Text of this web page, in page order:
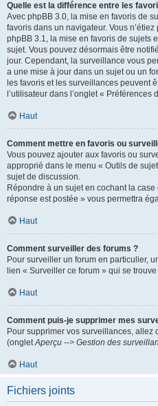
Quelle est la différence entre les
Avec phpBB 3.0, la mise en favoris de
favoris dans un navigateur. Vous
phpBB 3.1, la mise en favoris de sujets
sujet. Vous pouvez désormais être
jour. Cependant, la surveillance vous
a une mise à jour dans un sujet ou un
les favoris et les surveillances peuvent
l’utilisateur dans l’onglet « Préférences
Haut
Comment mettre en favoris ou
Vous pouvez ajouter aux favoris ou
approprié dans le menu « Outils de
sujet de discussion.
Répondre à un sujet en cochant la case
réponse est postée » vous permettra
Haut
Comment surveiller des forums ?
Pour surveiller un forum en particulier,
lien « Surveiller ce forum » qui se
Haut
Comment puis-je supprimer mes
Pour supprimer vos surveillances, allez
(ongletAperçu --> Gestion des
Haut
Fichiers joints